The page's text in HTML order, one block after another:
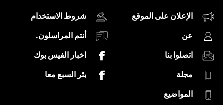
شروط الاستخدام
أنتم المراسلون.
اخبار الفيس بوك
بئر السبع معا
الإعلان على الموقع
عن
اتصلوا بنا
مجلة
المواضيع